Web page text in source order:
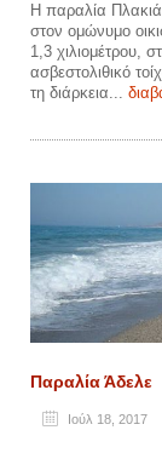
Η παραλία Πλακιά
στον ομώνυμο
1,3 χιλιομέτρου,
ασβεστολιθικό
τη διάρκεια...
Παραλία Άδελε
Ιούλ 18, 2017